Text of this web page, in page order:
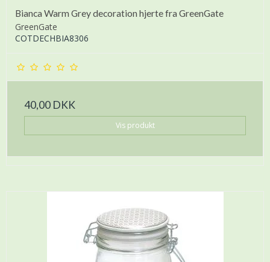
Bianca Warm Grey decoration hjerte fra GreenGate
GreenGate
COTDECHBIA8306
40,00 DKK
Vis produkt